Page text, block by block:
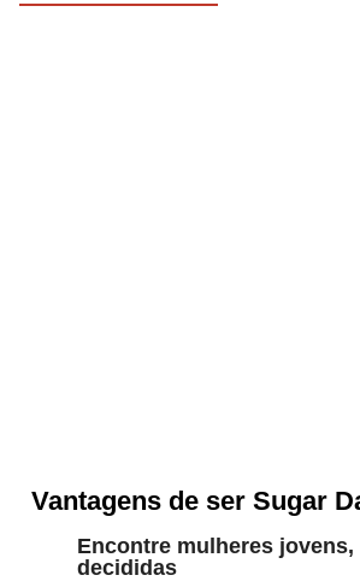
Vantagens de ser Sugar
Encontre mulheres jovens,
decididas